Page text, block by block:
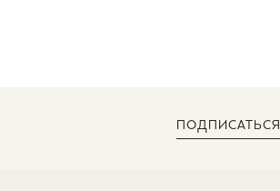
ПОДПИСАТЬСЯ